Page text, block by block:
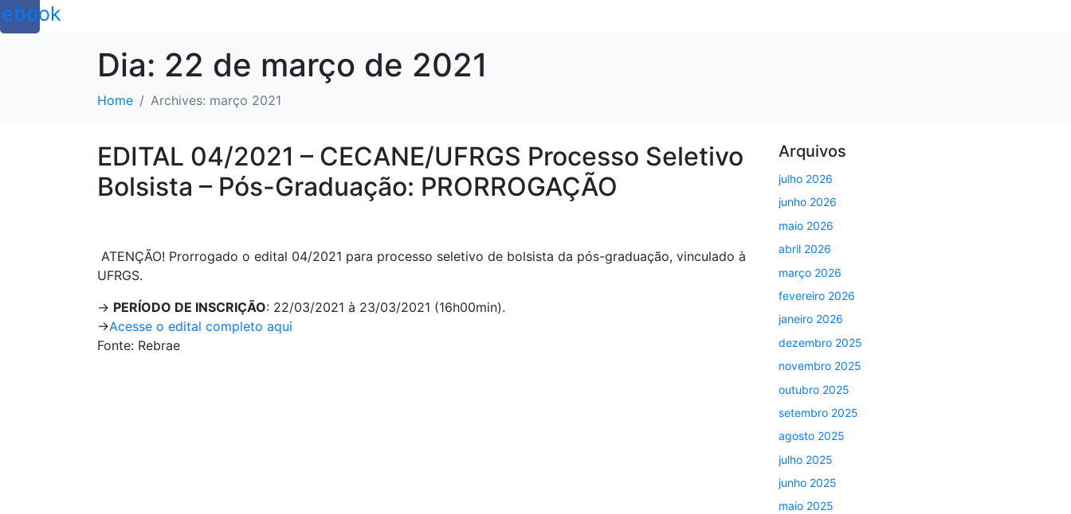
Dia: 22 de março de 2021
Home Archives: março 2021
EDITAL 04/2021 – CECANE/UFRGS Processo Seletivo
Bolsista – Pós-Graduação: PRORROGAÇÃO
ATENÇÃO! Prorrogado o edital 04/2021 para processo seletivo de bolsista da pós-graduação, vinculado à
UFRGS.
-> PERÍODO DE INSCRIÇÃO: 22/03/2021 à 23/03/2021 (16h00min).
->Acesse o edital completo aqui
Fonte: Rebrae
Arquivos
julho 2026
junho 2026
maio 2026
abril 2026
março 2026
fevereiro 2026
janeiro 2026
dezembro 2025
novembro 2025
outubro 2025
setembro 2025
agosto 2025
julho 2025
junho 2025
maio 2025